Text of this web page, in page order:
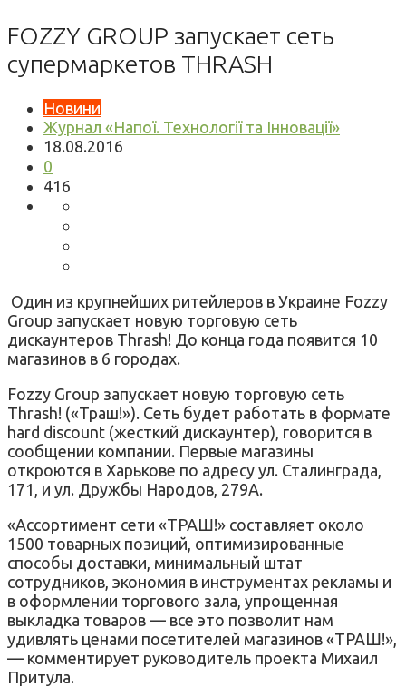
FOZZY GROUP запускает сеть
супермаркетов THRASH
Новини
Журнал «Напої. Технології та Інновації»
18.08.2016
0
416
Один из крупнейших ритейлеров в Украине Fozzy
Group запускает новую торговую сеть
дискаунтеров Thrash! До конца года появится 10
магазинов в 6 городах.
Fozzy Group запускает новую торговую сеть
Thrash! («Траш!»). Сеть будет работать в формате
hard discount (жесткий дискаунтер), говорится в
сообщении компании. Первые магазины
откроются в Харькове по адресу ул. Сталинграда,
171, и ул. Дружбы Народов, 279А.
«Ассортимент сети «ТРАШ!» составляет около
1500 товарных позиций, оптимизированные
способы доставки, минимальный штат
сотрудников, экономия в инструментах рекламы и
в оформлении торгового зала, упрощенная
выкладка товаров — все это позволит нам
удивлять ценами посетителей магазинов «ТРАШ!»,
— комментирует руководитель проекта Михаил
Притула.